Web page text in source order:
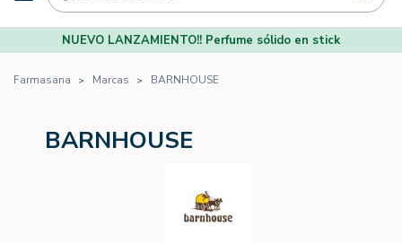
NUEVO LANZAMIENTO!! Perfume sólido en stick
Farmasana Marcas BARNHOUSE
BARNHOUSE